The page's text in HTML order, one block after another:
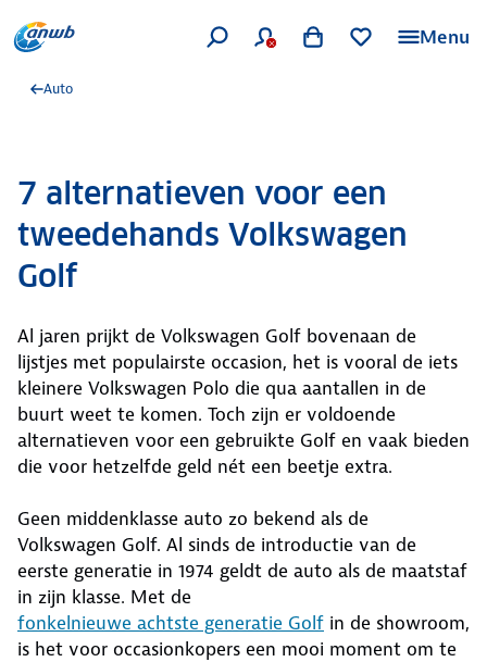
Menu
Auto
7 alternatieven voor een
tweedehands Volkswagen
Golf
Al jaren prijkt de Volkswagen Golf bovenaan de
lijstjes met populairste occasion, het is vooral de iets
kleinere Volkswagen Polo die qua aantallen in de
buurt weet te komen. Toch zijn er voldoende
alternatieven voor een gebruikte Golf en vaak bieden
die voor hetzelfde geld nét een beetje extra.
Geen middenklasse auto zo bekend als de
Volkswagen Golf. Al sinds de introductie van de
eerste generatie in 1974 geldt de auto als de maatstaf
in zijn klasse. Met de
fonkelnieuwe achtste generatie Golf in de showroom,
is het voor occasionkopers een mooi moment om te